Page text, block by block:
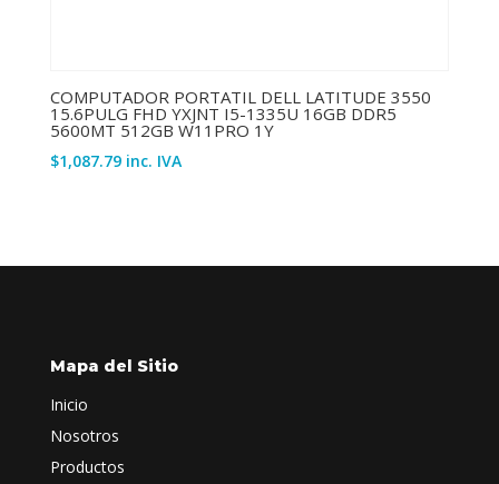
COMPUTADOR PORTATIL DELL LATITUDE 3550
15.6PULG FHD YXJNT I5-1335U 16GB DDR5
5600MT 512GB W11PRO 1Y
$1,087.79 inc. IVA
Mapa del Sitio
Inicio
Nosotros
Productos